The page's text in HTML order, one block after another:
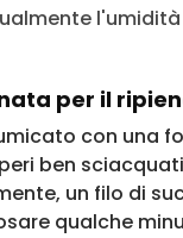
per il
con una
ben
un filo di
qualche